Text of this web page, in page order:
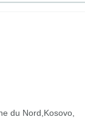
du Nord Kosovo